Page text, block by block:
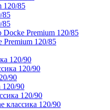
120/85
85
85
Premium 120/85
Premium 120/85
120/90
120/90
90
120/90
120/90
классика 120/90